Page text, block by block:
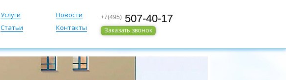
Услуги
Новости
Статьи Контакты
+7(495) 507-40-17
Заказать звонок